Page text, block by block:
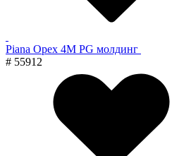
Piana Орех 4M PG молдинг
# 55912